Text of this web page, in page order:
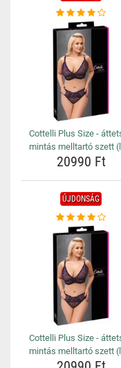
Cottelli Plus Size -
mintás melltartó szett
20990 Ft
ÚJDONSÁG
Cottelli Plus Size -
mintás melltartó szett